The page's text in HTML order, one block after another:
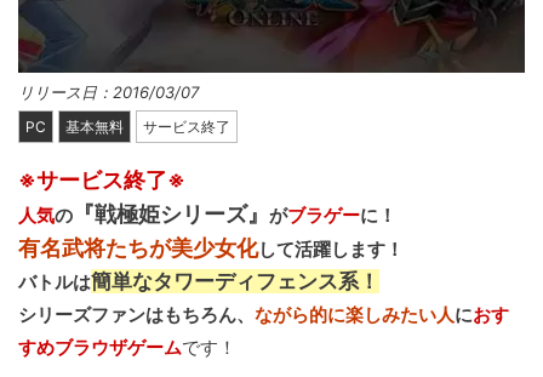
リリース日：2016/03/07
PC 基本無料 サービス終了
※サービス終了※
人気の 『戦極姫シリーズ』 がブラゲーに！
有名武将たちが美少女化して活躍します！
バトルは簡単なタワーディフェンス系！
シリーズファンはもちろん、 ながら的に楽しみたい人におす
すめブラウザゲームです！